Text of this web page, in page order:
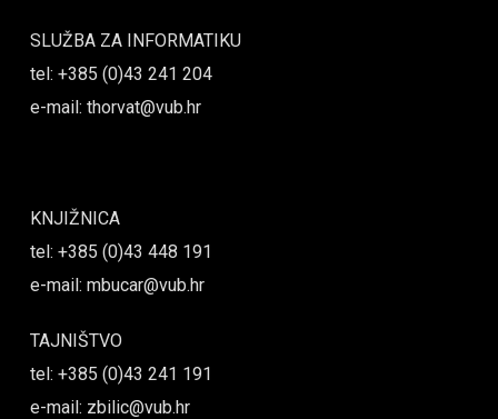
SLUŽBA ZA INFORMATIKU
tel: +385 (0)43 241 204
e-mail: thorvat@vub.hr
KNJIŽNICA
tel: +385 (0)43 448 191
e-mail: mbucar@vub.hr
TAJNIŠTVO
tel: +385 (0)43 241 191
e-mail: zbilic@vub.hr